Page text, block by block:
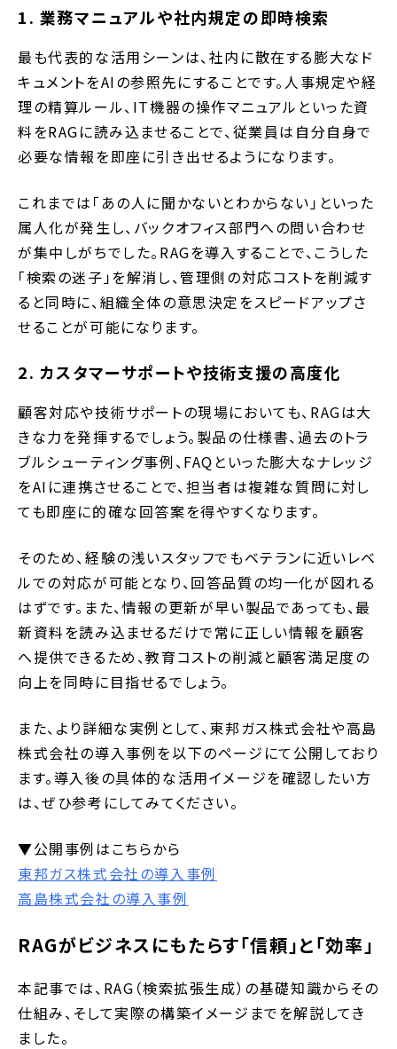
1. 業務マニュアルや社内規定の即時検索
最も代表的な活用シーンは、社内に散在する膨大なド
キュメントをAIの参照先にすることです。人事規定や経
理の精算ルール、IT機器の操作マニュアルといった資
料をRAGに読み込ませることで、従業員は自分自身で
必要な情報を即座に引き出せるようになります。
これまでは「あの人に聞かないとわからない」といった
属人化が発生し、バックオフィス部門への問い合わせ
が集中しがちでした。RAGを導入することで、こうした
「検索の迷子」を解消し、管理側の対応コストを削減す
ると同時に、組織全体の意思決定をスピードアップさ
せることが可能になります。
2. カスタマーサポートや技術支援の高度化
顧客対応や技術サポートの現場においても、RAGは大
きな力を発揮するでしょう。製品の仕様書、過去のトラ
ブルシューティング事例、FAQといった膨大なナレッジ
をAIに連携させることで、担当者は複雑な質問に対し
ても即座に的確な回答案を得やすくなります。
そのため、経験の浅いスタッフでもベテランに近いレベ
ルでの対応が可能となり、回答品質の均一化が図れる
はずです。また、情報の更新が早い製品であっても、最
新資料を読み込ませるだけで常に正しい情報を顧客
へ提供できるため、教育コストの削減と顧客満足度の
向上を同時に目指せるでしょう。
また、より詳細な実例として、東邦ガス株式会社や高島
株式会社の導入事例を以下のページにて公開しており
ます。導入後の具体的な活用イメージを確認したい方
は、ぜひ参考にしてみてください。
▼公開事例はこちらから
東邦ガス株式会社の導入事例
高島株式会社の導入事例
RAGがビジネスにもたらす「信頼」と「効率」
本記事では、RAG（検索拡張生成）の基礎知識からその
仕組み、そして実際の構築イメージまでを解説してき
ました。